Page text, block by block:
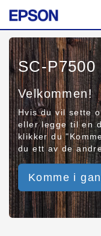
SC-
Velkommen!
Hvis du vil sette
eller legge til en
klikker du
du ett av de
Komme i